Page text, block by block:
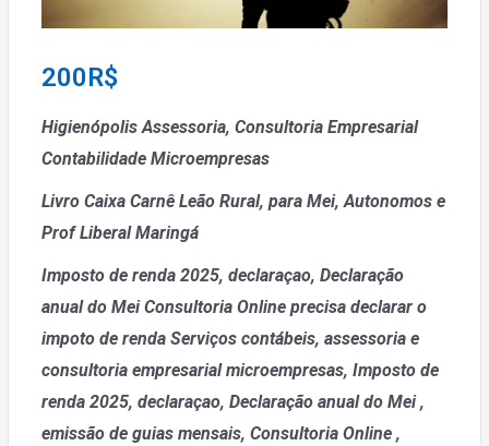
200R$
Higienópolis Assessoria, Consultoria Empresarial
Contabilidade Microempresas
Livro Caixa Carnê Leão Rural, para Mei, Autonomos e
Prof Liberal Maringá
Imposto de renda 2025, declaraçao, Declaração
anual do MeiConsultoria Online precisa declarar o
impoto de rendaServiços contábeis, assessoria e
consultoria empresarial microempresas, Imposto de
renda 2025, declaraçao, Declaração anual do Mei,
emissão de guias mensais, Consultoria Online ,